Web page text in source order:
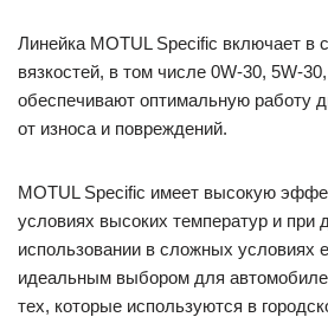
Линейка MOTUL Specific включает в
вязкостей, в том числе 0W-30, 5W-
обеспечивают оптимальную работу
от износа и повреждений.
MOTUL Specific имеет высокую
условиях высоких температур и при
использовании в сложных условиях
идеальным выбором для
тех, которые используются в